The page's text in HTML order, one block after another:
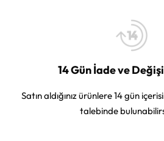
14 Gün İade ve
Satın aldığınız ürünlere 14 gün
talebinde